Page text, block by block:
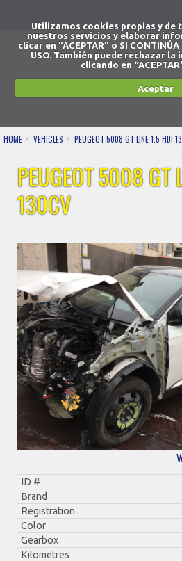
Utilizamos cookies propias y de
nuestros servicios y elaborar
clicar en "ACEPTAR" o SI CONTINÚA
USO. También puede rechazar
clicando en
Aceptar
HOME VEHICLES PEUGEOT 5008 GT LINE 1.5 HDI
PEUGEOT 5008 GT
130CV
ID #
Brand
Registration
Color
Gearbox
Kilometres